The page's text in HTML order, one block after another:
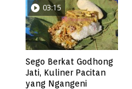
03:15
Sego Berkat Godhong
Jati, Kuliner Pacitan
yang Ngangeni